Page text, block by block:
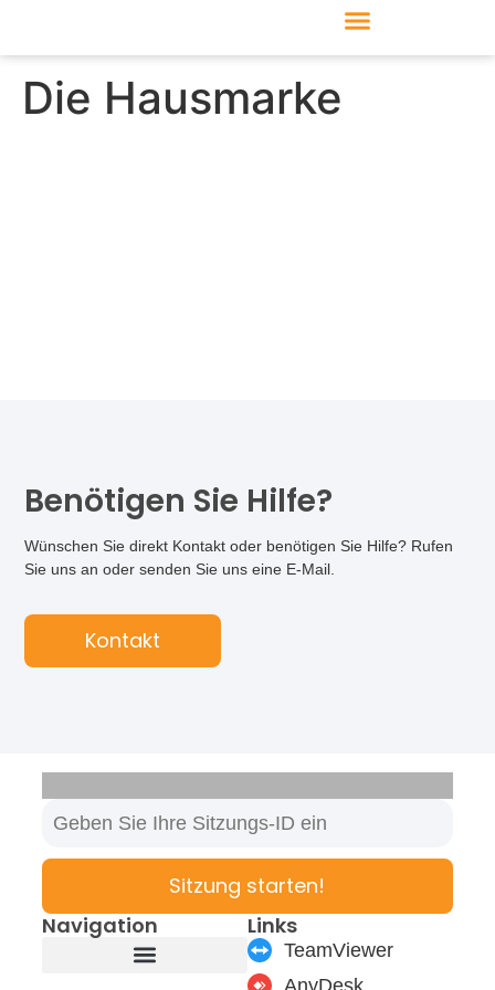
Die Hausmarke
Benötigen Sie Hilfe?
Wünschen Sie direkt Kontakt oder benötigen Sie Hilfe? Rufen
Sie uns an oder senden Sie uns eine E-Mail.
Kontakt
Navigation Links
TeamViewer
AnyDesk
Sitzung starten!